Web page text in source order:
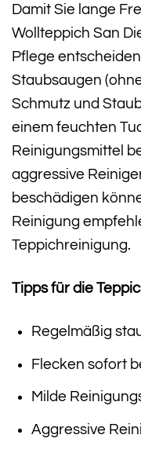
Damit Sie lange
Wollteppich San
Pflege
Staubsaugen
Schmutz und
einem feuchten
Reinigungsmittel
aggressive
beschädigen
Reinigung
Teppichreinigung.
Tipps für die
Regelmäßig
Flecken sofort
Milde
Aggressive